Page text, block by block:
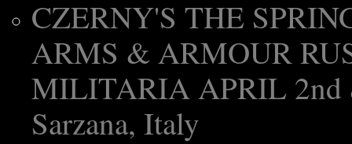
CZERNY'S THE
ARMS & ARMOUR
MILITARIA APRIL 2nd
Sarzana, Italy